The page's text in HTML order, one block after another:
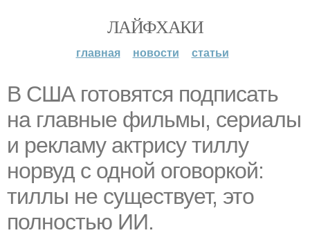
ЛАЙФХАКИ
главная новости статьи
В США готовятся подписать
на главные фильмы, сериалы
и рекламу актрису тиллу
норвуд с одной оговоркой:
тиллы не существует, это
полностью ИИ.